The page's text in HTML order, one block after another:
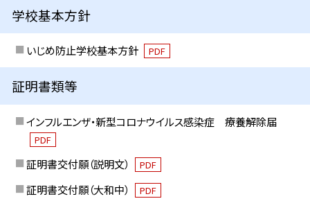
学校基本方針
いじめ防止学校基本方針 PDF
証明書類等
インフルエンザ・新型コロナウイルス感染症 療養解除届
PDF
証明書交付願（説明文） PDF
証明書交付願（大和中） PDF